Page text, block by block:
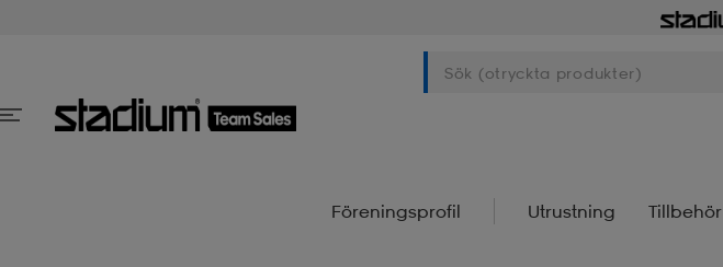
Föreningsprofil Utrustning Tillbehör